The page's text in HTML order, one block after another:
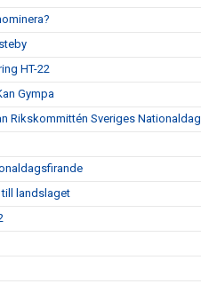
HT-22
Gympa
Rikskommittén Sveriges Nationaldag
landslaget